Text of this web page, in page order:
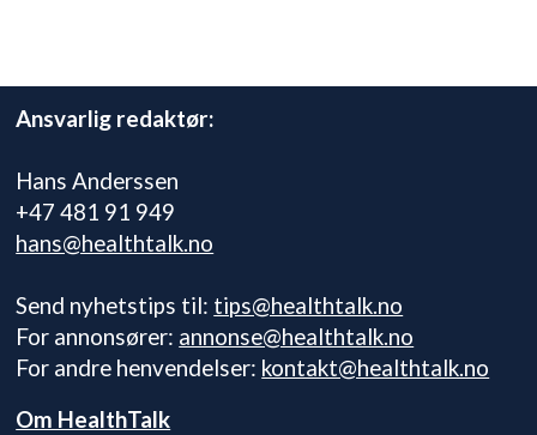
Ansvarlig redaktør:
Hans Anderssen
+47 481 91 949
hans@healthtalk.no
Send nyhetstips til: tips@healthtalk.no
For annonsører: annonse@healthtalk.no
For andre henvendelser: kontakt@healthtalk.no
Om HealthTalk